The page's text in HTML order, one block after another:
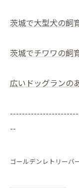
茨城で大型犬の飼
茨城でチワワの飼
広いドッグランの
--
ゴールデンレトリーバ